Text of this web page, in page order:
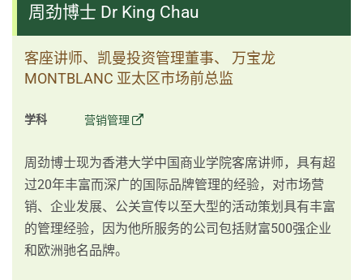
周劲博士 Dr King Chau
客座讲师、凯曼投资管理董事、 万宝龙
MONTBLANC 亚太区市场前总监
学科 营销管理
周劲博士现为香港大学中国商业学院客席讲师，具有超
过20年丰富而深广的国际品牌管理的经验，对市场营
销、企业发展、公关宣传以至大型的活动策划具有丰富
的管理经验，因为他所服务的公司包括财富500强企业
和欧洲驰名品牌。